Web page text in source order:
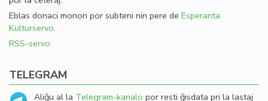
Eblas donaci monon por subteni nin pere de Esperanta
Kulturservo.
RSS-servo
TELEGRAM
Aliĝu al la Telegram-kanalo por resti ĝisdata pri la lastaj